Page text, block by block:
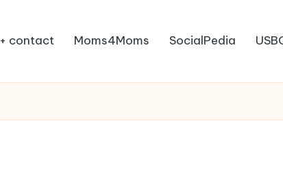
contact Moms4Moms SocialPedia